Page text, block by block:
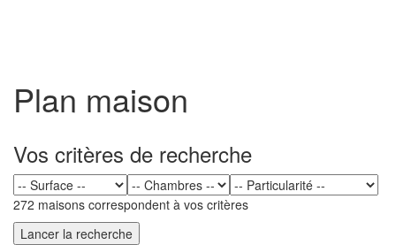
Plan maison
Vos critères de recherche
272 maisons correspondent à vos critères